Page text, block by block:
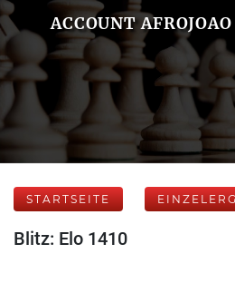
ACCOUNT AFROJOAO
STARTSEITE
Blitz: Elo 1410